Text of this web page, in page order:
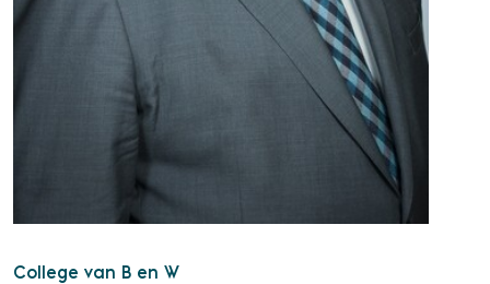
College van B en W